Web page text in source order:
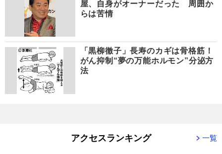
屋、自身がオーナーだった 周囲か
らは苦情
「黒柳徹子」長寿のカギは骨格筋！
がん抑制“夢の万能ホルモン”分泌方
法
アクセスランキング 一覧